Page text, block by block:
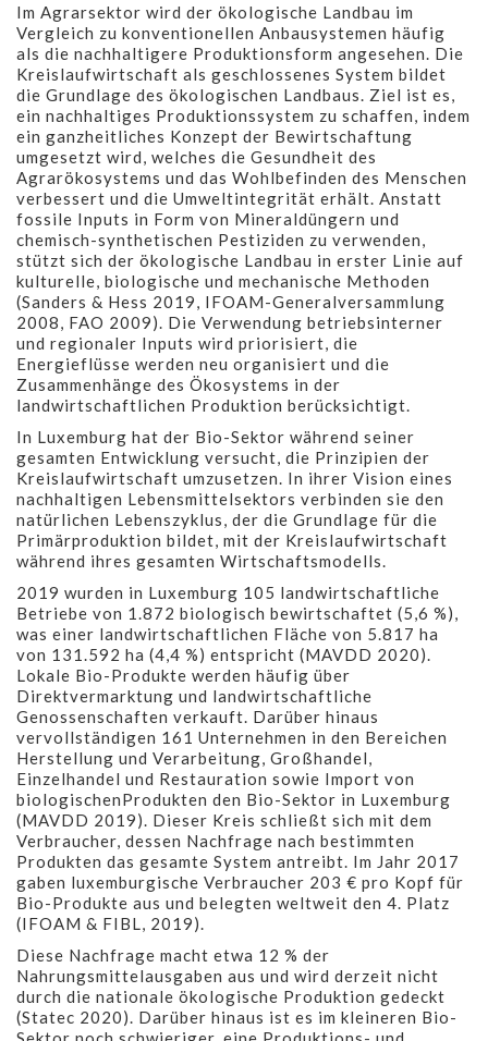
Im Agrarsektor wird der ökologische Landbau im
Vergleich zu konventionellen Anbausystemen häufig
als die nachhaltigere Produktionsform angesehen. Die
Kreislaufwirtschaft als geschlossenes System bildet
die Grundlage des ökologischen Landbaus. Ziel ist es,
ein nachhaltiges Produktionssystem zu schaffen, indem
ein ganzheitliches Konzept der Bewirtschaftung
umgesetzt wird, welches die Gesundheit des
Agrarökosystems und das Wohlbefinden des Menschen
verbessert und die Umweltintegrität erhält. Anstatt
fossile Inputs in Form von Mineraldüngern und
chemisch-synthetischen Pestiziden zu verwenden,
stützt sich der ökologische Landbau in erster Linie auf
kulturelle, biologische und mechanische Methoden
(Sanders & Hess 2019, IFOAM-Generalversammlung
2008, FAO 2009). Die Verwendung betriebsinterner
und regionaler Inputs wird priorisiert, die
Energieflüsse werden neu organisiert und die
Zusammenhänge des Ökosystems in der
landwirtschaftlichen Produktion berücksichtigt.
In Luxemburg hat der Bio-Sektor während seiner
gesamten Entwicklung versucht, die Prinzipien der
Kreislaufwirtschaft umzusetzen. In ihrer Vision eines
nachhaltigen Lebensmittelsektors verbinden sie den
natürlichen Lebenszyklus, der die Grundlage für die
Primärproduktion bildet, mit der Kreislaufwirtschaft
während ihres gesamten Wirtschaftsmodells.
2019 wurden in Luxemburg 105 landwirtschaftliche
Betriebe von 1.872 biologisch bewirtschaftet (5,6 %),
was einer landwirtschaftlichen Fläche von 5.817 ha
von 131.592 ha (4,4 %) entspricht (MAVDD 2020).
Lokale Bio-Produkte werden häufig über
Direktvermarktung und landwirtschaftliche
Genossenschaften verkauft. Darüber hinaus
vervollständigen 161 Unternehmen in den Bereichen
Herstellung und Verarbeitung, Großhandel,
Einzelhandel und Restauration sowie Import von
biologischenProdukten den Bio-Sektor in Luxemburg
(MAVDD 2019). Dieser Kreis schließt sich mit dem
Verbraucher, dessen Nachfrage nach bestimmten
Produkten das gesamte System antreibt. Im Jahr 2017
gaben luxemburgische Verbraucher 203 € pro Kopf für
Bio-Produkte aus und belegten weltweit den 4. Platz
(IFOAM & FIBL, 2019).
Diese Nachfrage macht etwa 12 % der
Nahrungsmittelausgaben aus und wird derzeit nicht
durch die nationale ökologische Produktion gedeckt
(Statec 2020). Darüber hinaus ist es im kleineren Bio-